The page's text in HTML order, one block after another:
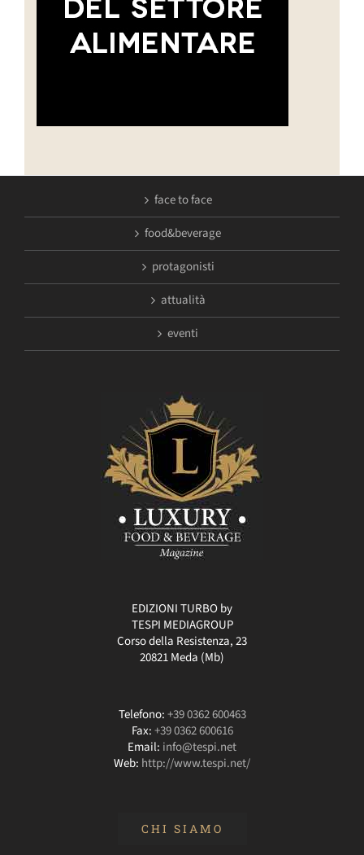
face to face
food&beverage
protagonisti
attualità
eventi
EDIZIONI TURBO by
TESPI MEDIAGROUP
Corso della Resistenza, 23
20821 Meda (Mb)
Telefono:+39 0362 600463
Fax:+39 0362 600616
Email: info@tespi.net
Web: http://www.tespi.net/
CHI SIAMO